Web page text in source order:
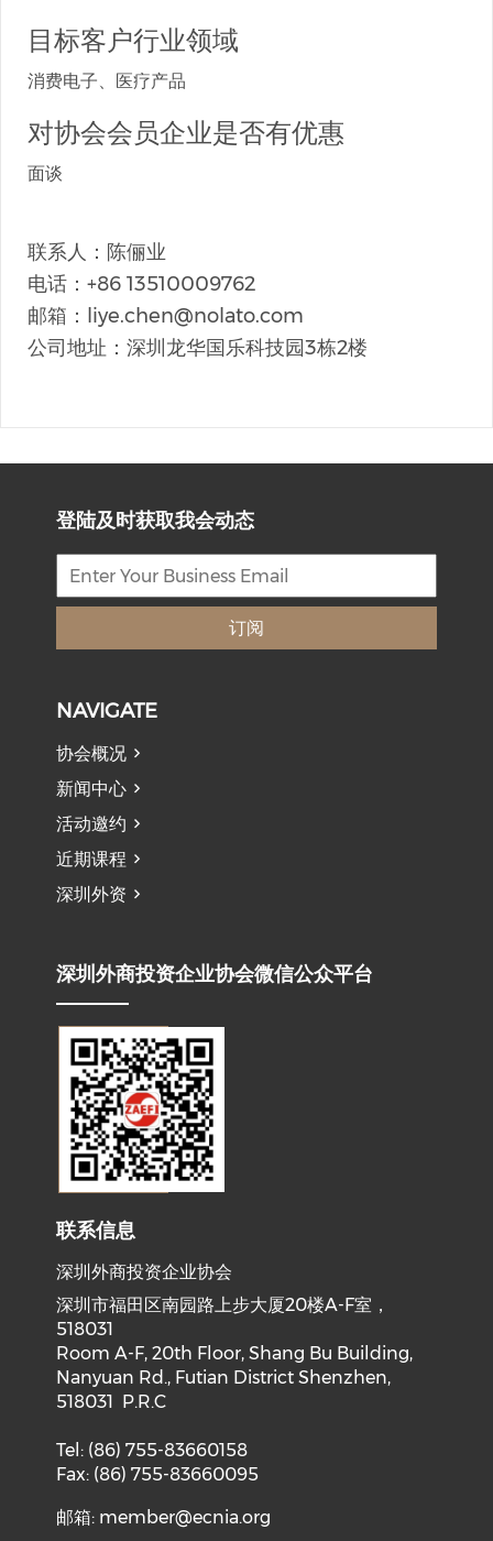
目标客户行业领域
消费电子、医疗产品
对协会会员企业是否有优惠
面谈
联系人：陈俪业
电话：+86 13510009762
邮箱：liye.chen@nolato.com
公司地址：深圳龙华国乐科技园3栋2楼
登陆及时获取我会动态
订阅
NAVIGATE
协会概况
新闻中心
活动邀约
近期课程
深圳外资
深圳外商投资企业协会微信公众平台
联系信息
深圳外商投资企业协会
深圳市福田区南园路上步大厦20楼A-F室，
518031
Room A-F, 20th Floor, Shang Bu Building,
Nanyuan Rd., Futian District Shenzhen,
518031 P.R.C
Tel: (86) 755-83660158
Fax: (86) 755-83660095
邮箱: member@ecnia.org